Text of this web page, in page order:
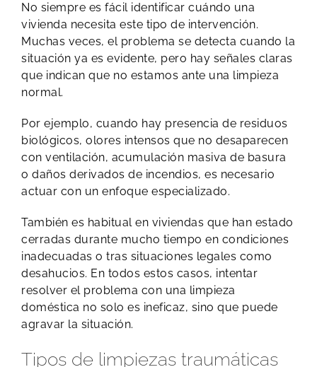
No siempre es fácil identificar cuándo una
vivienda necesita este tipo de intervención.
Muchas veces, el problema se detecta cuando la
situación ya es evidente, pero hay señales claras
que indican que no estamos ante una limpieza
normal.
Por ejemplo, cuando hay presencia de residuos
biológicos, olores intensos que no desaparecen
con ventilación, acumulación masiva de basura
o daños derivados de incendios, es necesario
actuar con un enfoque especializado.
También es habitual en viviendas que han estado
cerradas durante mucho tiempo en condiciones
inadecuadas o tras situaciones legales como
desahucios. En todos estos casos, intentar
resolver el problema con una limpieza
doméstica no solo es ineficaz, sino que puede
agravar la situación.
Tipos de limpiezas traumáticas